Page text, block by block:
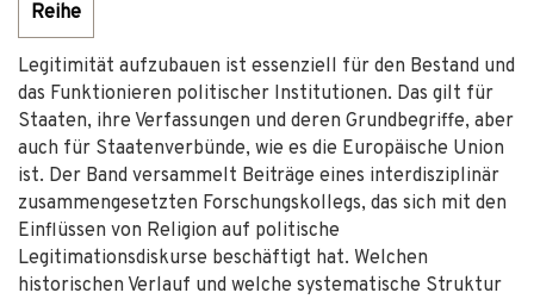
Reihe
Legitimität aufzubauen ist essenziell für den Bestand und
das Funktionieren politischer Institutionen. Das gilt für
Staaten, ihre Verfassungen und deren Grundbegriffe, aber
auch für Staatenverbünde, wie es die Europäische Union
ist. Der Band versammelt Beiträge eines interdisziplinär
zusammengesetzten Forschungskollegs, das sich mit den
Einflüssen von Religion auf politische
Legitimationsdiskurse beschäftigt hat. Welchen
historischen Verlauf und welche systematische Struktur